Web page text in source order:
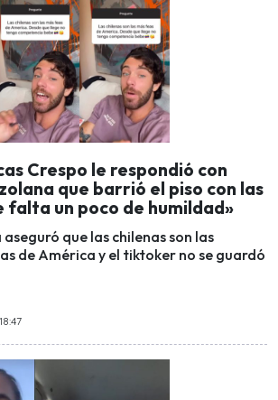
Crespo le respondió con
que barrió el piso con las
falta un poco de humildad»
que las chilenas son las
de América y el tiktoker no se guardó